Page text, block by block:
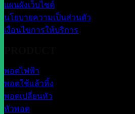
แผนผังเว็บไซต์
นโยบายความเป็นส่วนตัว
เงื่อนไขการให้บริการ
พอตไฟฟ้า
พอตใช้แล้วทิ้ง
พอตเปลี่ยนหัว
หัวพอต